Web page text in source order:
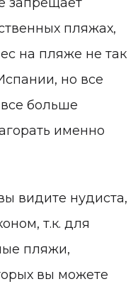
пляжах,
на пляже не так
но все
больше
именно
видите нудиста,
т.к. для
пляжи,
вы можете